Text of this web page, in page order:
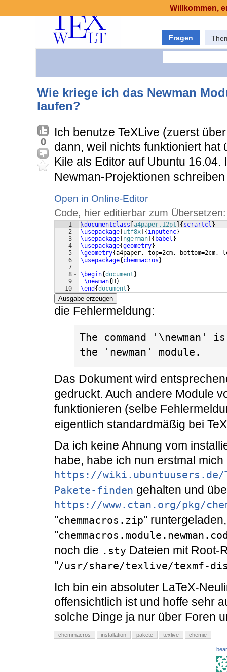
Fragen
Wie kriege ich das Newman
laufen?
0
Ich benutze TeXLive (zuerst
dann, weil nichts funktioniert hat
Kile als Editor auf Ubuntu
Newman-Projektionen
Open in Online-Editor
Code, hier editierbar zum Übersetzen:
1
2
3
4
5
6
7
8
9
10
\documentclass a4paper,12pt { scrartcl }
\usepackage utf8x { inputenc}
\usepackage ngerman { babel }
\usepackage{geometry}
\geometry{a4paper, top=2cm, bottom=2cm,
\usepackage{ chemmacros }
\begin{document }
\newman{ H }
\end {document }
Ausgabe erzeugen
die Fehlermeldung:
The command '\newman'
the 'newman' module.
Das Dokument wird
gedruckt. Auch andere Module
funktionieren (selbe
eigentlich standardmäßig bei
Da ich keine Ahnung vom
habe, habe ich nun erstmal mich
https://wiki.ubuntuusers.de/
Pakete-finden gehalten und
https://www.ctan.org/pkg/
"chemmacros.zip"
"
noch die .sty Dateien mit Root-
"/usr/share/texlive/texmf-
Ich bin ein absoluter LaTeX-
offensichtlich ist und hoffe sehr
solche Dinge ja nur über Foren
chemmacros installation pakete texlive chemie
Willkommen,